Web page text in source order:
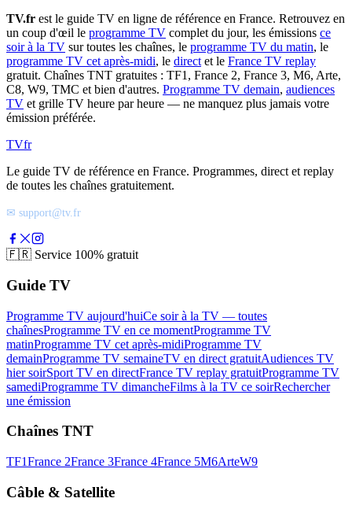
TV.fr est le guide TV en ligne de référence en France. Retrouvez en
un coup d'œil le programme TV complet du jour, les émissions ce
soir à la TV sur toutes les chaînes, le programme TV du matin, le
programme TV cet après-midi, le direct et le France TV replay
gratuit. Chaînes TNT gratuites : TF1, France 2, France 3, M6, Arte,
C8, W9, TMC et bien d'autres. Programme TV demain, audiences
TV et grille TV heure par heure — ne manquez plus jamais votre
émission préférée.
TVfr
Le guide TV de référence en France. Programmes, direct et replay
de toutes les chaînes gratuitement.
✉ support@tv.fr
🇫🇷 Service 100% gratuit
Guide TV
Programme TV aujourd'huiCe soir à la TV — toutes
chaînesProgramme TV en ce momentProgramme TV
matinProgramme TV cet après-midiProgramme TV
demainProgramme TV semaineTV en direct gratuitAudiences TV
hier soirSport TV en directFrance TV replay gratuitProgramme TV
samediProgramme TV dimancheFilms à la TV ce soirRechercher
une émission
Chaînes TNT
TF1France 2France 3France 4France 5M6ArteW9
Câble & Satellite